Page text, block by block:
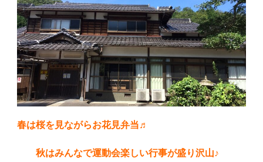
春は桜を見ながらお花見弁当♬
秋はみんなで運動会楽しい行事が盛り沢山♪